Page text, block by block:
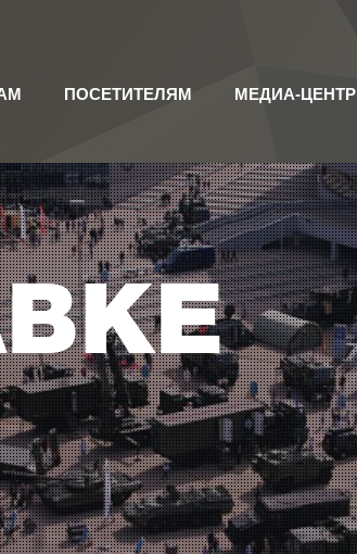
ПОСЕТИТЕЛЯМ МЕДИА-ЦЕНТР